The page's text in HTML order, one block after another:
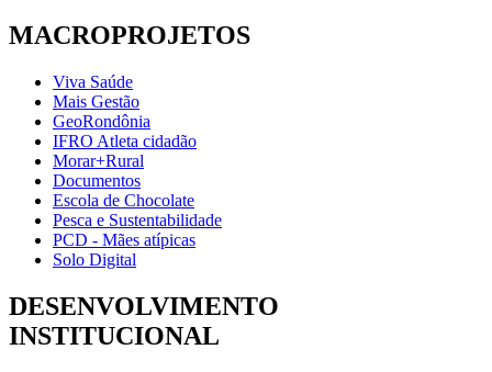
MACROPROJETOS
Viva Saúde
Mais Gestão
GeoRondônia
IFRO Atleta cidadão
Morar+Rural
Documentos
Escola de Chocolate
Pesca e Sustentabilidade
PCD - Mães atípicas
Solo Digital
DESENVOLVIMENTO
INSTITUCIONAL